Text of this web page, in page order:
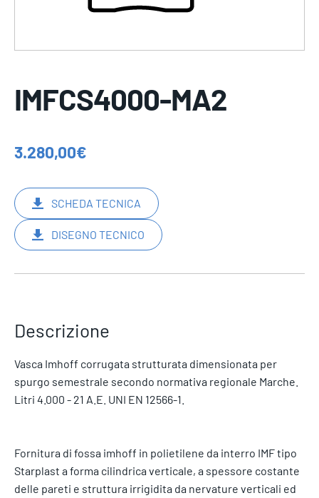
IMFCS4000-MA2
3.280,00€
SCHEDA TECNICA
DISEGNO TECNICO
Descrizione
Vasca Imhoff corrugata strutturata dimensionata per
spurgo semestrale secondo normativa regionale Marche.
Litri 4.000 - 21 A.E. UNI EN 12566-1.
Fornitura di fossa imhoff in polietilene da interro IMF tipo
Starplast a forma cilindrica verticale, a spessore costante
delle pareti e struttura irrigidita da nervature verticali ed